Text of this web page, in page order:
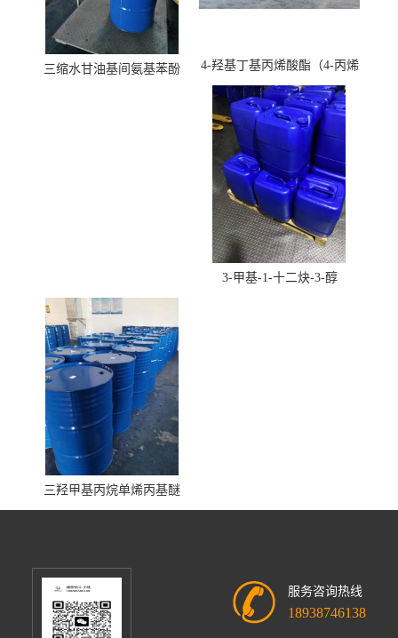
三缩水甘油基间氨基苯酚
4-羟基丁基丙烯酸酯（4-丙烯
酸羟丁酯）
3-甲基-1-十二炔-3-醇
三羟甲基丙烷单烯丙基醚
服务咨询热线
18938746138